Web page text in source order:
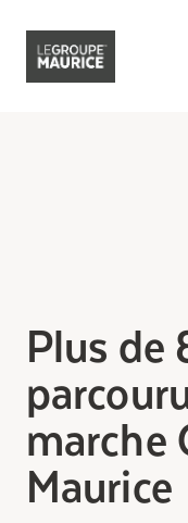
Notre esprit
Notre
communauté
Notre sens
Comprendre la
Plus
marche
Maurice